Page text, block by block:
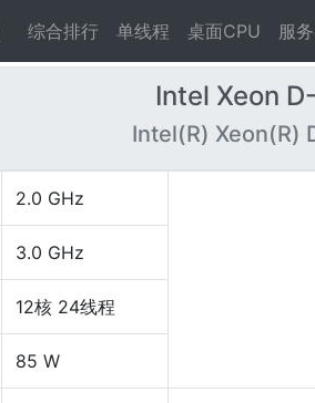
综合排行 单线程 桌面CPU 服
Intel Xeon
Intel(R) Xeon(R)
2.0 GHz
3.0 GHz
12核 24线程
85 W